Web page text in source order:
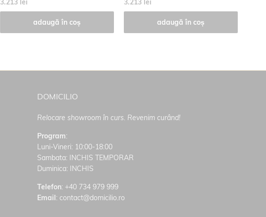
adaugă în coș adaugă în coș
DOMICILIO
Relocare showroom în curs. Revenim curând!
Program:
Luni-Vineri: 10:00-18:00
Sambata: INCHIS TEMPORAR
Duminica: INCHIS
Telefon: +40 734 979 999
Email: contact@domicilio.ro